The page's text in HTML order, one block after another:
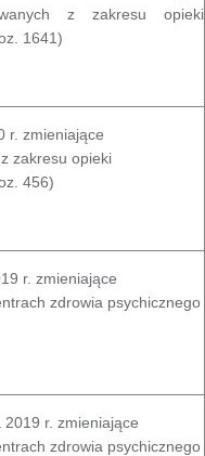
z zakresu opieki
1641)
r. zmieniające
zakresu opieki
456)
r. zmieniające
zdrowia psychicznego
r. zmieniające
zdrowia psychicznego